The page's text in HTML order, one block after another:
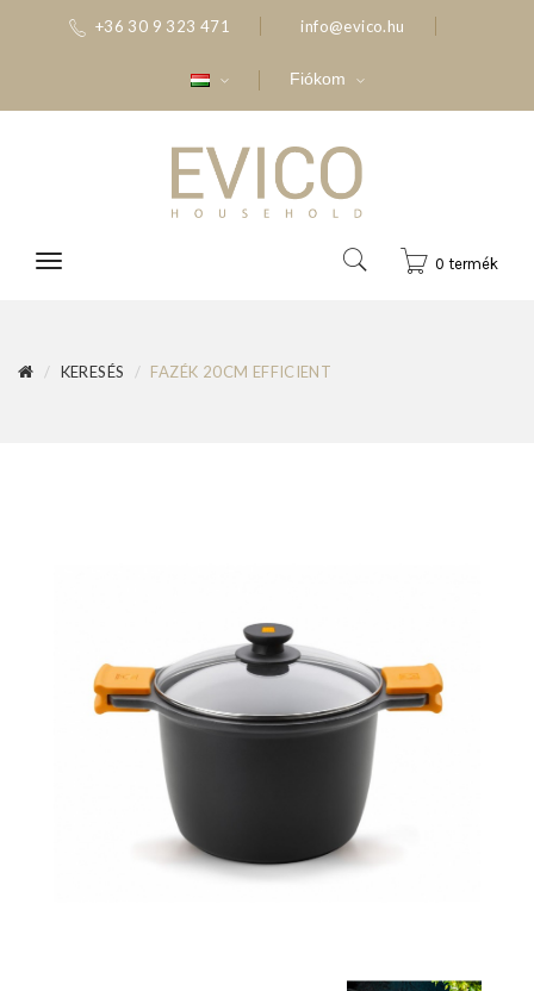
+36 30 9 323 471 info@evico.hu
Fiókom
0 termék
KERESÉS FAZÉK 20CM EFFICIENT